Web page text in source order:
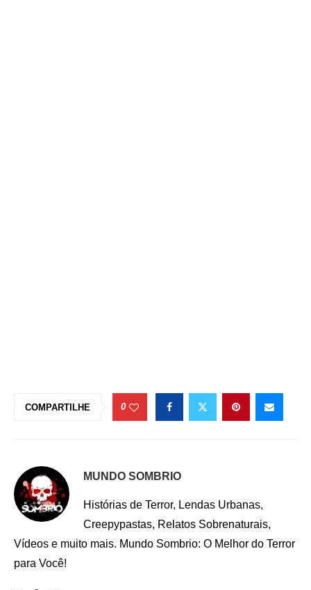
COMPARTILHE 0
MUNDO SOMBRIO
Histórias de Terror, Lendas Urbanas,
Creepypastas, Relatos Sobrenaturais,
Vídeos e muito mais. Mundo Sombrio: O Melhor do Terror
para Você!